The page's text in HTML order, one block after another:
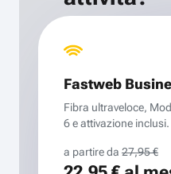
Fastweb
Fibra ultraveloce,
6 e attivazione inclusi.
a partire da 27,95 €